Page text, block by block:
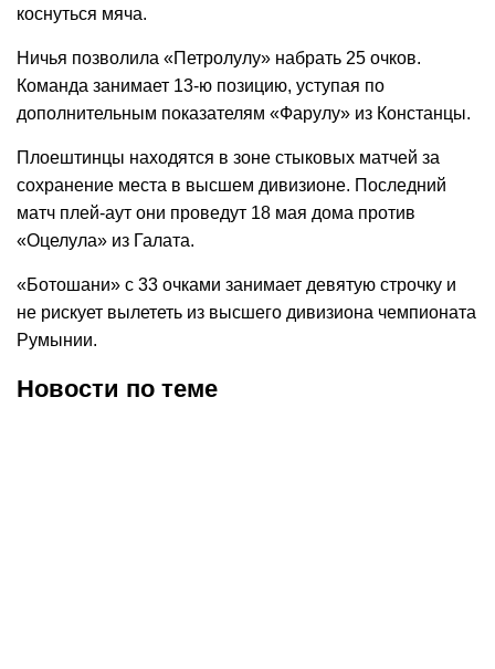
коснуться мяча.
Ничья позволила «Петролулу» набрать 25 очков.
Команда занимает 13-ю позицию, уступая по
дополнительным показателям «Фарулу» из Констанцы.
Плоештинцы находятся в зоне стыковых матчей за
сохранение места в высшем дивизионе. Последний
матч плей-аут они проведут 18 мая дома против
«Оцелула» из Галата.
«Ботошани» с 33 очками занимает девятую строчку и
не рискует вылететь из высшего дивизиона чемпионата
Румынии.
Новости по теме